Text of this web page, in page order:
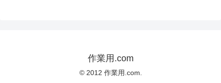
作業用.com
© 2012 作業用.com.